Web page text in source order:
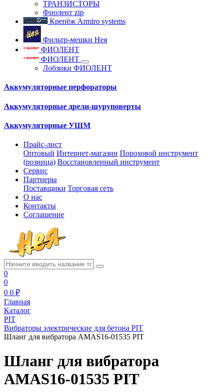
ТРАНЗИСТОРЫ
Фиолент zip
Крепёж Armiro systems
Фильтр-мешки Нея
ФИОЛЕНТ
ФИОЛЕНТ
Лобзики ФИОЛЕНТ
Аккумуляторные перфораторы
Аккумуляторные дрели-шуруповерты
Аккумуляторные УШМ
Прайс-лист
Оптовый Интернет-магазин Пороховой инструмент
(розница) Восстановленный инструмент
Сервис
Партнеры
Поставщики Торговая сеть
О нас
Контакты
Соглашение
0
0
0 0 ₽
Главная
Каталог
PIT
Вибраторы электрические для бетона PIT
Шланг для вибратора AMAS16-01535 PIT
Шланг для вибратора
AMAS16-01535 PIT